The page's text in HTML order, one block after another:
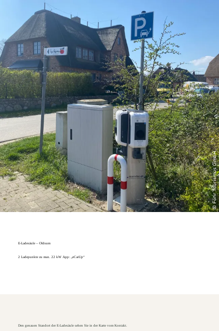
Suchen
Unterkunft
zurück zur Startseite
© Föhr Tourismus GmbH
E-Ladesäule – Oldsum
2 Ladepunkte zu max. 22 kW App: „eCarUp“
Den genauen Standort der E-Ladesäule sehen Sie in der Karte vom Kontakt.